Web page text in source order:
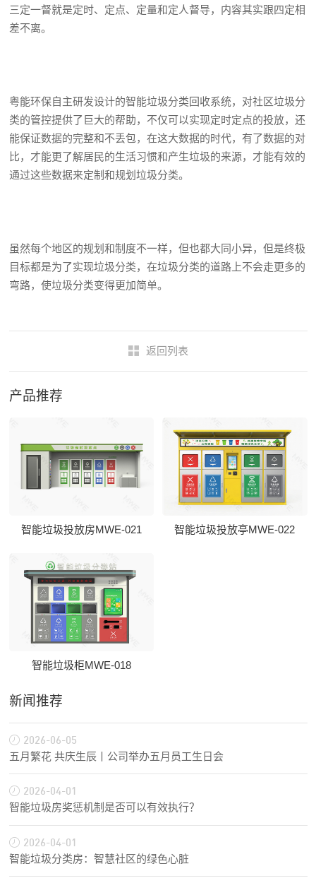
三定一督就是定时、定点、定量和定人督导，内容其实跟四定相
差不离。
粤能环保自主研发设计的智能垃圾分类回收系统，对社区垃圾分
类的管控提供了巨大的帮助，不仅可以实现定时定点的投放，还
能保证数据的完整和不丢包，在这大数据的时代，有了数据的对
比，才能更了解居民的生活习惯和产生垃圾的来源，才能有效的
通过这些数据来定制和规划垃圾分类。
虽然每个地区的规划和制度不一样，但也都大同小异，但是终极
目标都是为了实现垃圾分类，在垃圾分类的道路上不会走更多的
弯路，使垃圾分类变得更加简单。
返回列表
产品推荐
智能垃圾投放房MWE-021 智能垃圾投放亭MWE-022
智能垃圾柜MWE-018
新闻推荐
2026-06-05
五月繁花 共庆生辰丨公司举办五月员工生日会
2026-04-01
智能垃圾房奖惩机制是否可以有效执行？
2026-04-01
智能垃圾分类房：智慧社区的绿色心脏